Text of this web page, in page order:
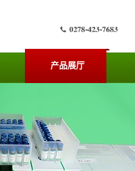
产品展厅